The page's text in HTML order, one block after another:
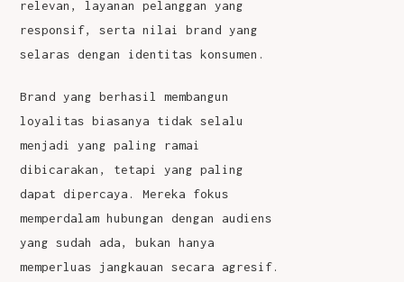
relevan, layanan pelanggan yang
responsif, serta nilai brand yang
selaras dengan identitas konsumen.
Brand yang berhasil membangun
loyalitas biasanya tidak selalu
menjadi yang paling ramai
dibicarakan, tetapi yang paling
dapat dipercaya. Mereka fokus
memperdalam hubungan dengan audiens
yang sudah ada, bukan hanya
memperluas jangkauan secara agresif.